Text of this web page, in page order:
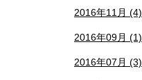
2016年11月 (4)
2016年09月 (1)
2016年07月 (3)